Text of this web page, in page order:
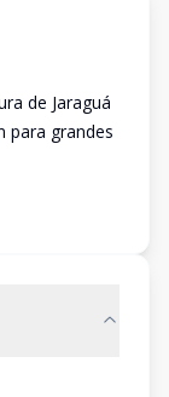
de Jaraguá
para grandes